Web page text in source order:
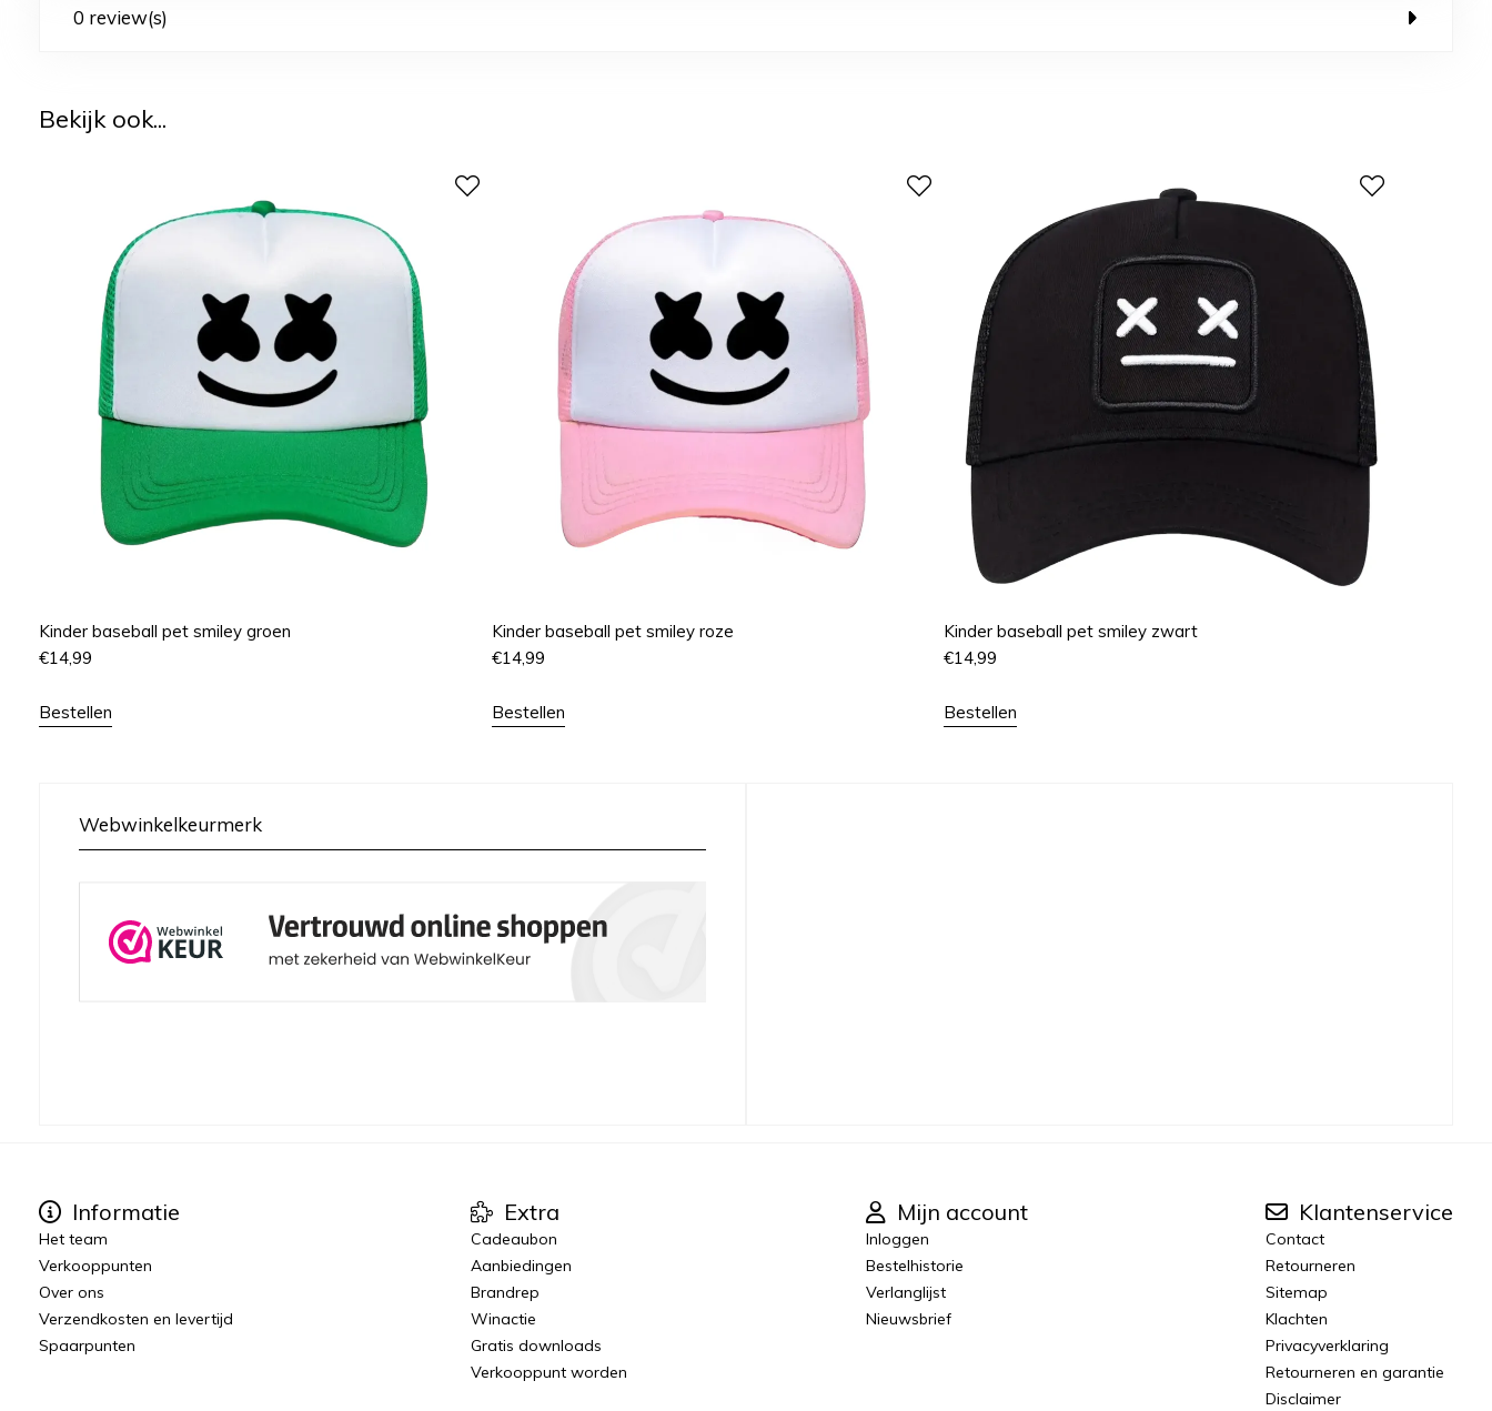
0 review(s)
Bekijk ook...
Kinder baseball pet smiley groen
€14,99
Bestellen
Kinder baseball pet smiley roze
€14,99
Bestellen
Kinder baseball pet smiley zwart
€14,99
Bestellen
Webwinkelkeurmerk
Informatie
Het team
Verkooppunten
Over ons
Verzendkosten en levertijd
Spaarpunten
Extra
Cadeaubon
Aanbiedingen
Brandrep
Winactie
Gratis downloads
Verkooppunt worden
Mijn account
Inloggen
Bestelhistorie
Verlanglijst
Nieuwsbrief
Klantenservice
Contact
Retourneren
Sitemap
Klachten
Privacyverklaring
Retourneren en garantie
Disclaimer